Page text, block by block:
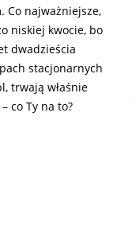
Co najważniejsze,
niskiej kwocie, bo
dwadzieścia
stacjonarnych
trwają właśnie
co Ty na to?